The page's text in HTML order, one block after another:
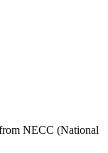
NECC (National